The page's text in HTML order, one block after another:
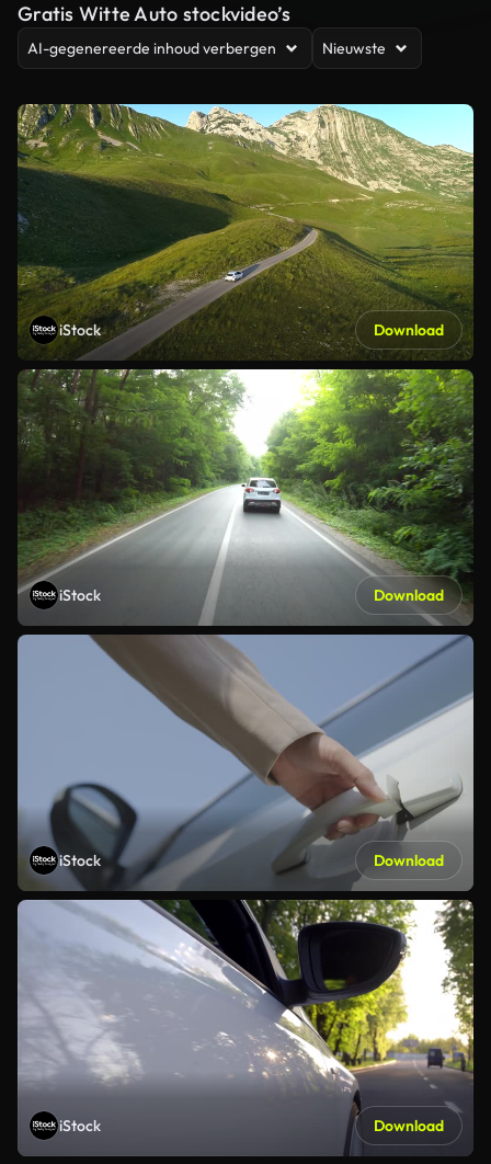
Gratis Witte Auto stockvideo’s
AI-gegenereerde inhoud verbergen Nieuwste
iStock Download
iStock Download
iStock Download
iStock Download